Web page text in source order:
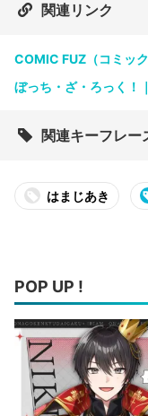
関連リンク
COMIC FUZ（コミッ
ぼっち・ざ・ろっく！
関連キーフレー
はまじあき
POP UP !